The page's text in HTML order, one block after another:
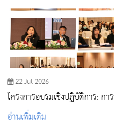
22 Jul 2026
โครงการอบรมเชิงปฏิบัติการ:
วัคซีนและภูมิคุ้มกันโรค
อ่านเพิ่มเติม